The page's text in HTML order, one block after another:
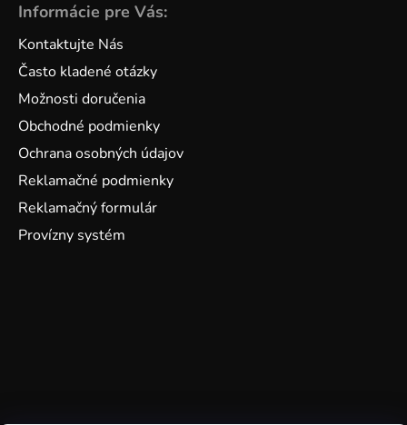
Informácie pre Vás:
Kontaktujte Nás
Často kladené otázky
Možnosti doručenia
Obchodné podmienky
Ochrana osobných údajov
Reklamačné podmienky
Reklamačný formulár
Provízny systém